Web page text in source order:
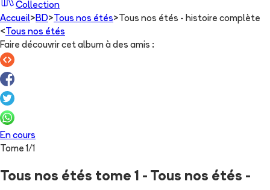
Collection
Accueil> BD> Tous nos étés> Tous nos étés - histoire complète
< Tous nos étés
Faire découvrir cet album à des amis :
En cours
Tome1/1
Tous nos étés tome 1 - Tous nos étés -